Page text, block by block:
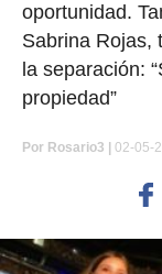
oportunidad.
Sabrina Rojas,
la separación:
propiedad”
Por Rosario3 | 02-05-